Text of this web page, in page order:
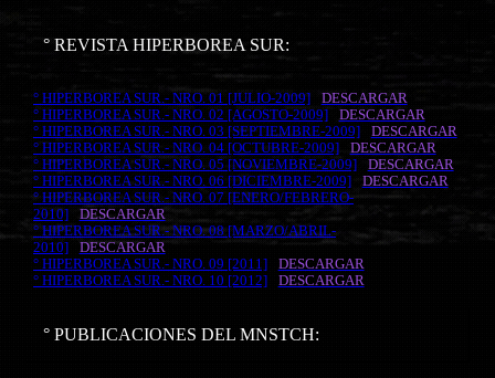
° REVISTA HIPERBOREA SUR:
° HIPERBOREA SUR.- NRO. 01 [JULIO-2009]
DESCARGAR
° HIPERBOREA SUR.- NRO. 02 [AGOSTO-2009]
DESCARGAR
° HIPERBOREA SUR.- NRO. 03 [SEPTIEMBRE-2009]
DESCARGAR
° HIPERBOREA SUR.- NRO. 04 [OCTUBRE-2009]
DESCARGAR
° HIPERBOREA SUR.- NRO. 05 [NOVIEMBRE-2009]
DESCARGAR
° HIPERBOREA SUR.- NRO. 06 [DICIEMBRE-2009]
DESCARGAR
° HIPERBOREA SUR.- NRO. 07 [ENERO/FEBRERO-
2010]
DESCARGAR
° HIPERBOREA SUR.- NRO. 08 [MARZO/ABRIL-
2010]
DESCARGAR
° HIPERBOREA SUR.- NRO. 09 [2011]
DESCARGAR
° HIPERBOREA SUR.- NRO. 10 [2012]
DESCARGAR
° PUBLICACIONES DEL MNSTCH: